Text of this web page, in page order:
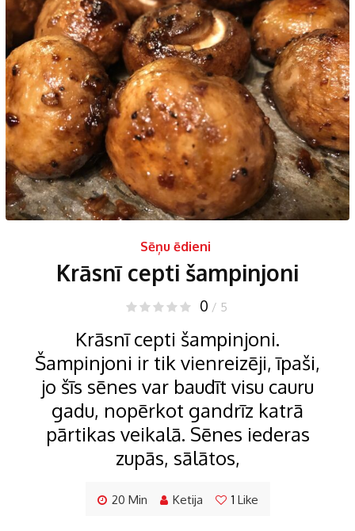
Sēņu ēdieni
Krāsnī cepti šampinjoni
0 / 5
Krāsnī cepti šampinjoni.
Šampinjoni ir tik vienreizēji, īpaši,
jo šīs sēnes var baudīt visu cauru
gadu, nopērkot gandrīz katrā
pārtikas veikalā. Sēnes iederas
zupās, sālātos,
20 Min Ketija 1 Like